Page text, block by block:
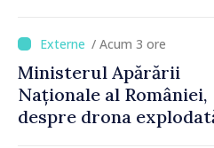
orășenesc a aprobat
finală
/ Acum 3 ore
Ministerul Apărării
Naționale al României,
despre drona